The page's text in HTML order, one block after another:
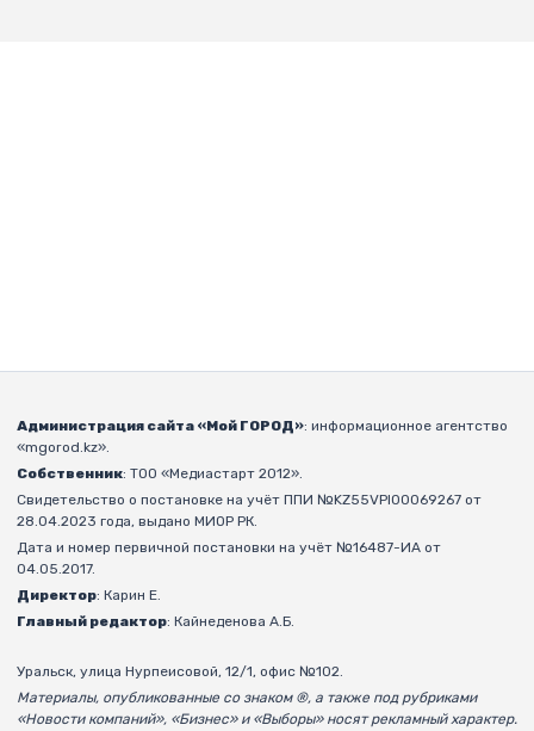
Администрация сайта «Мой ГОРОД»: информационное агентство
«mgorod.kz».
Собственник: ТОО «Медиастарт 2012».
Свидетельство о постановке на учёт ППИ №KZ55VPI00069267 от
28.04.2023 года, выдано МИОР РК.
Дата и номер первичной постановки на учёт №16487-ИА от
04.05.2017.
Директор: Карин Е.
Главный редактор: Кайнеденова А.Б.
Уральск, улица Нурпеисовой, 12/1, офис №102.
Материалы, опубликованные со знаком ®, а также под рубриками
«Новости компаний», «Бизнес» и «Выборы» носят рекламный характер.